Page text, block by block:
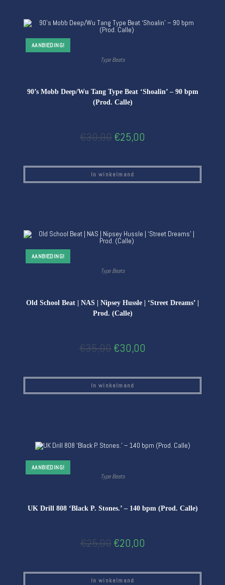
AANBIEDING!
Type Beats
90’s Mobb Deep/Wu Tang Type Beat ‘Shoalin’ – 90 bpm
(Prod. Calle)
€30,00€25,00
In winkelmand
AANBIEDING!
Type Beats
Old School Beat | NAS | Nipsey Hussle | ‘Street Dreams’ |
Prod. (Calle)
€35,00€30,00
In winkelmand
AANBIEDING!
Type Beats
UK Drill 808 ‘Black P. Stones.’ – 140 bpm (Prod. Calle)
€25,00 €20,00
In winkelmand